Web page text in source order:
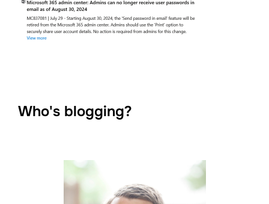
Who's blogging?